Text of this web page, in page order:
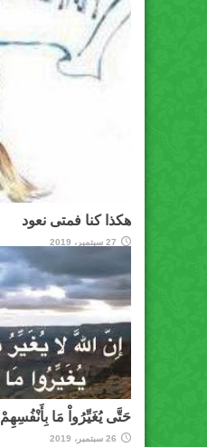
هكذا كنا فمتى نعود
27 سبتمبر، 2019
حَتَّى يُغَيِّرُواْ مَا بِأَنْفُسِهِمْ
26 سبتمبر، 2019